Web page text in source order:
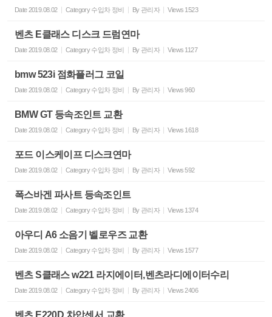
Date2019.08.02 Category 수입차 정비 By 관리자 Views 1523
벤츠 E클래스 디스크 드럼연마
Date2019.08.02 Category 수입차 정비 By 관리자 Views 1127
bmw 523i 점화플러그 코일
Date2019.08.02 Category 수입차 정비 By 관리자 Views 960
BMW GT 등속조인트 교환
Date2019.08.02 Category 수입차 정비 By 관리자 Views 1618
포드 이스케이프 디스크연마
Date2019.08.02 Category 수입차 정비 By 관리자 Views 592
폭스바겐 파사트 등속조인트
Date2019.08.02 Category 수입차 정비 By 관리자 Views 1374
아우디 A6 소음기 벨로우즈 교환
Date2019.08.02 Category 수입차 정비 By 관리자 Views 1577
벤츠 S클래스 w221 라지에이터,벤츠라디에이터수리
Date2019.08.02 Category 수입차 정비 By 관리자 Views 2406
벤츠 E220D 차압센서 교환